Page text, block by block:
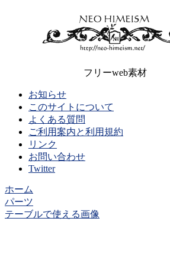
フリーweb素材
お知らせ
このサイトについて
よくある質問
ご利用案内と利用規約
リンク
お問い合わせ
Twitter
ホーム
パーツ
テーブルで使える画像